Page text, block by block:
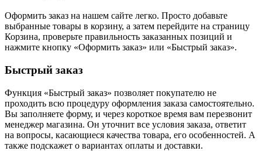
Оформить заказ на нашем сайте легко. Просто добавьте
выбранные товары в корзину, а затем перейдите на страницу
Корзина, проверьте правильность заказанных позиций и
нажмите кнопку «Оформить заказ» или «Быстрый заказ».
Быстрый заказ
Функция «Быстрый заказ» позволяет покупателю не
проходить всю процедуру оформления заказа самостоятельно.
Вы заполняете форму, и через короткое время вам перезвонит
менеджер магазина. Он уточнит все условия заказа, ответит
на вопросы, касающиеся качества товара, его особенностей. А
также подскажет о вариантах оплаты и доставки.